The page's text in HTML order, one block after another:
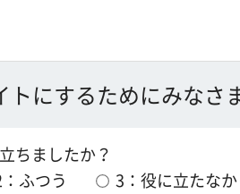
トにするためにみなさ
ちましたか？
ふつう
3：役に立たな